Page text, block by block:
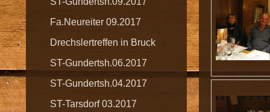
Fa.Neureiter 09.2017
Drechslertreffen in Bruck
ST-Gundertsh.06.2017
ST-Gundertsh.04.2017
ST-Tarsdorf 03.2017